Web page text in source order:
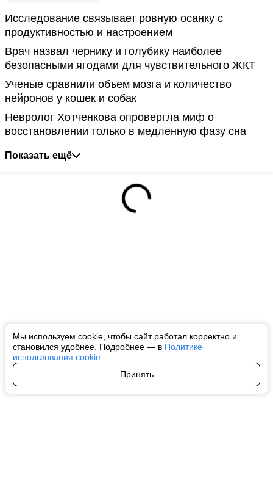
Мы используем cookie, чтобы сайт работал корректно и
становился удобнее. Подробнее — в Политике
использования cookie
Принять
Исследование связывает ровную осанку с
продуктивностью и настроением
Врач назвал чернику и голубику наиболее
безопасными ягодами для чувствительного ЖКТ
Ученые сравнили объем мозга и количество
нейронов у кошек и собак
Невролог Хотченкова опровергла миф о
восстановлении только в медленную фазу сна
Показать ещё